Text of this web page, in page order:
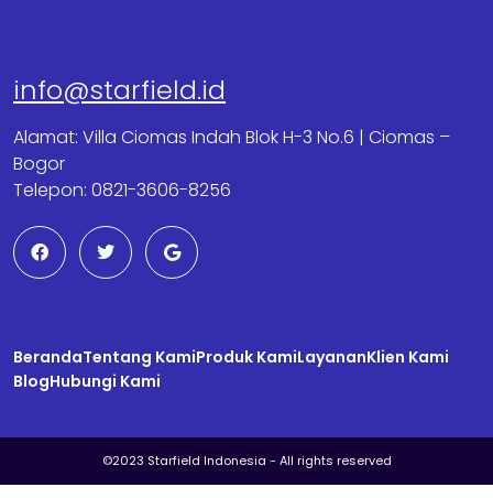
info@starfield.id
Alamat: Villa Ciomas Indah Blok H-3 No.6 | Ciomas –
Bogor
Telepon: 0821-3606-8256
F
a
k
T
w
G
o
BerandaTentang KamiProduk KamiLayananKlien Kami
BlogHubungi Kami
©2023 Starfield Indonesia - All rights reserved